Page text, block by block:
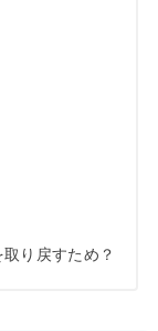
り戻すため？